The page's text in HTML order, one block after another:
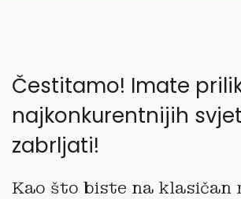
Čestitamo! Imate
najkonkurentnijih
zabrljati!
Kao što biste na klasičan